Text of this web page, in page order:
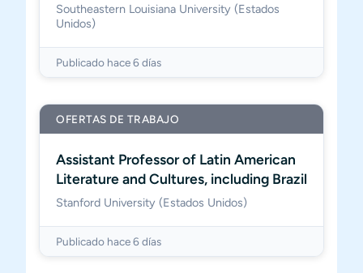
Southeastern Louisiana University (Estados
Unidos)
Publicado hace 6 días
OFERTAS DE TRABAJO
Assistant Professor of Latin American
Literature and Cultures, including Brazil
Stanford University (Estados Unidos)
Publicado hace 6 días